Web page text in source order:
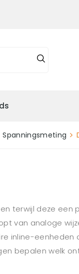
Spanningsmeting
terwijl deze een
van analoge
inline-eenheden
bepalen welk